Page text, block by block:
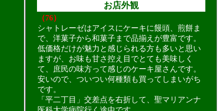
お店外観
（76）
シャトレーゼはアイスにケーキに饅頭、煎餅ま
で、洋菓子から和菓子まで品揃えが豊富です。
低価格だけが魅力と感じられる方も多いと思い
ますが、お味も甘さ控え目でとても美味しく
て、庶民の味方って感じのケーキ屋さんです。
安いので、ついつい何種類も買ってしまいがち
です。
「平二丁目」交差点を右折して、聖マリアンナ